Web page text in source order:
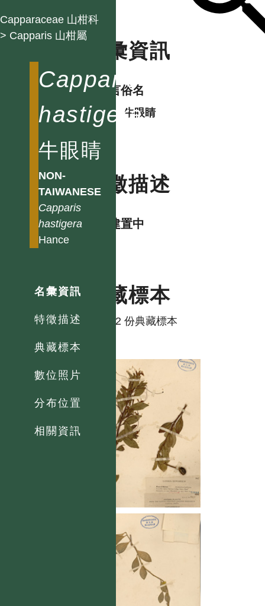
Capparaceae 山柑科
> Capparis 山柑屬
Capparis
hastigera
牛眼睛
NON-
TAIWANESE
Capparis
hastigera
Hance
名彙資訊
特徵描述
典藏標本
數位照片
分布位置
相關資訊
名彙資訊
各語言俗名
中 牛眼睛
特徵描述
資料建置中
典藏標本
共有 2 份典藏標本